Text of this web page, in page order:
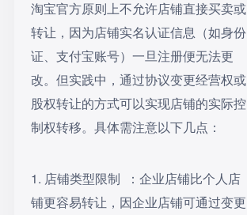
淘宝官方原则上不允许店铺直接买卖或
转让，因为店铺实名认证信息（如身份
证、支付宝账号）一旦注册便无法更
改。但实践中，通过协议变更经营权或
股权转让的方式可以实现店铺的实际控
制权转移。具体需注意以下几点：
1. 店铺类型限制 ：企业店铺比个人店
铺更容易转让，因企业店铺可通过变更